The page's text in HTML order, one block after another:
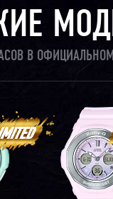
В ОФИЦИАЛЬНОМ